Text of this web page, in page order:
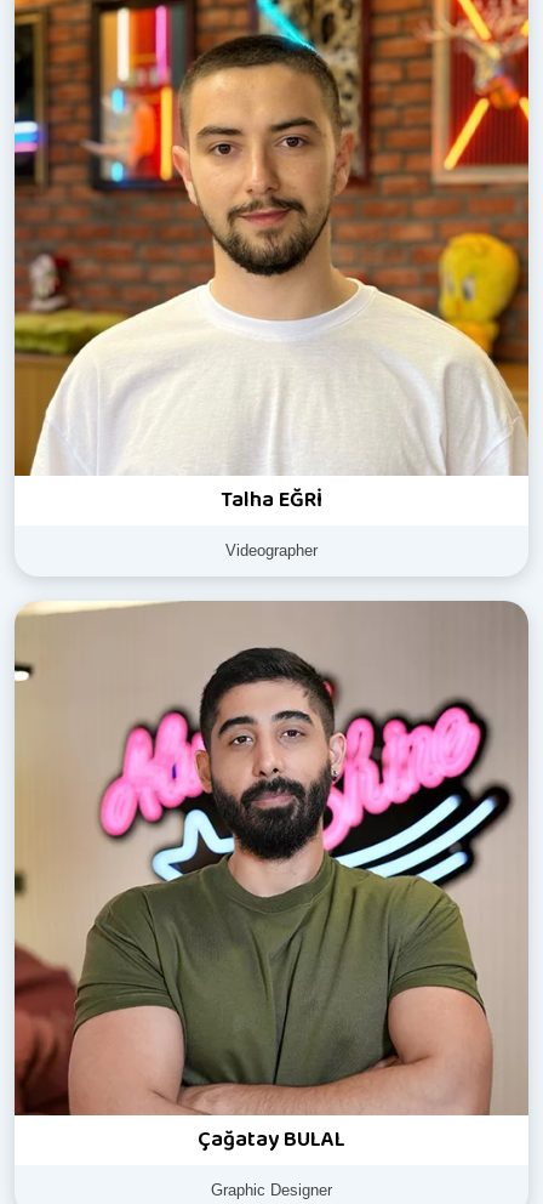
Talha EĞRİ
Videographer
Çağatay BULAL
Graphic Designer